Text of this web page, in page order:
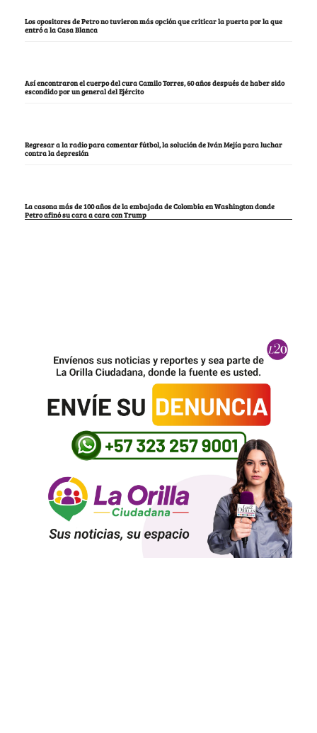
Los opositores de Petro no tuvieron más opción que criticar la puerta por la que
entró a la Casa Blanca
Así encontraron el cuerpo del cura Camilo Torres, 60 años después de haber sido
escondido por un general del Ejército
Regresar a la radio para comentar fútbol, la solución de Iván Mejía para luchar
contra la depresión
La casona más de 100 años de la embajada de Colombia en Washington donde
Petro afinó su cara a cara con Trump